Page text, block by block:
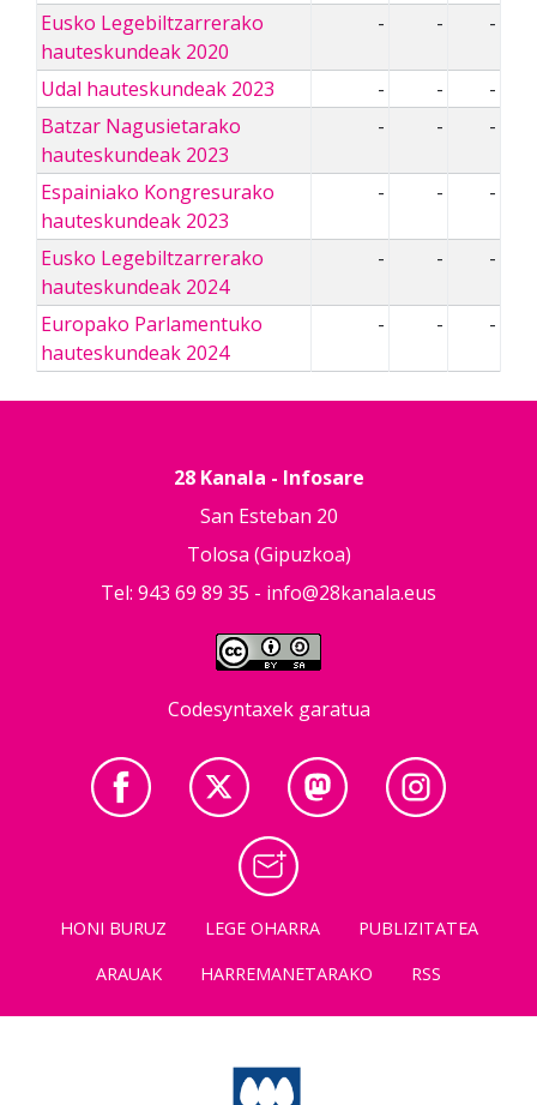
Eusko Legebiltzarrerako
hauteskundeak 2020
- - -
Udal hauteskundeak 2023 - -
-
Batzar Nagusietarako
hauteskundeak 2023
- - -
Espainiako Kongresurako
hauteskundeak 2023
- - -
Eusko Legebiltzarrerako
hauteskundeak 2024
- - -
Europako Parlamentuko
hauteskundeak 2024
- - -
28 Kanala - Infosare
San Esteban 20
Tolosa (Gipuzkoa)
Tel: 943 69 89 35 - info@28kanala.eus
Codesyntaxek garatua
HONI BURUZ LEGE OHARRA
PUBLIZITATEA
ARAUAK
HARREMANETARAKO RSS